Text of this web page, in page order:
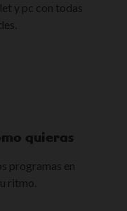
y pc con todas
quieras
programas en
ritmo.